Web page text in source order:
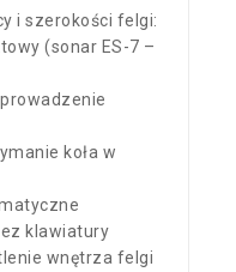
i szerokości felgi:
(sonar ES-7 –
koła w
klawiatury
wnętrza felgi